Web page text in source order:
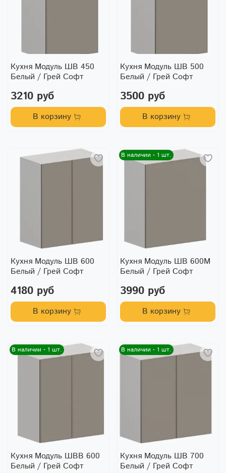
Кухня Модуль ШВ 450
Белый / Грей Софт
3210 руб
В корзину
Кухня Модуль ШВ 500
Белый / Грей Софт
3500 руб
В корзину
Кухня Модуль ШВ 600
Белый / Грей Софт
4180 руб
В корзину
В наличии - 1 шт.
Кухня Модуль ШВ 600М
Белый / Грей Софт
3990 руб
В корзину
В наличии - 1 шт.
Кухня Модуль ШВВ 600
Белый / Грей Софт
В наличии - 1 шт.
Кухня Модуль ШВ 700
Белый / Грей Софт